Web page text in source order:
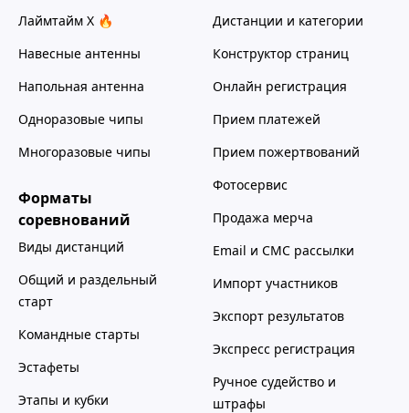
Лаймтайм Х 🔥
Навесные антенны
Напольная антенна
Одноразовые чипы
Многоразовые чипы
Форматы
соревнований
Виды дистанций
Общий и раздельный
старт
Командные старты
Эстафеты
Этапы и кубки
Дистанции и категории
Конструктор страниц
Онлайн регистрация
Прием платежей
Прием пожертвований
Фотосервис
Продажа мерча
Email и СМС рассылки
Импорт участников
Экспорт результатов
Экспресс регистрация
Ручное судейство и
штрафы